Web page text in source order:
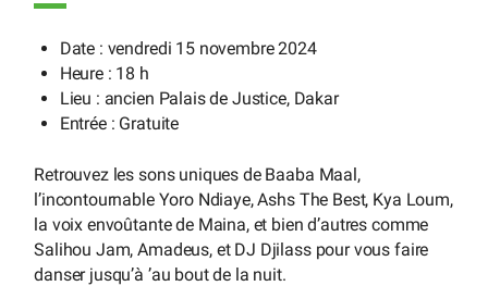
Date : vendredi 15 novembre 2024
Heure : 18 h
Lieu : ancien Palais de Justice, Dakar
Entrée : Gratuite
Retrouvez les sons uniques de Baaba Maal,
l’incontournable Yoro Ndiaye, Ashs The Best, Kya Loum,
la voix envoûtante de Maina, et bien d’autres comme
Salihou Jam, Amadeus, et DJ Djilass pour vous faire
danser jusqu’à ’au bout de la nuit.